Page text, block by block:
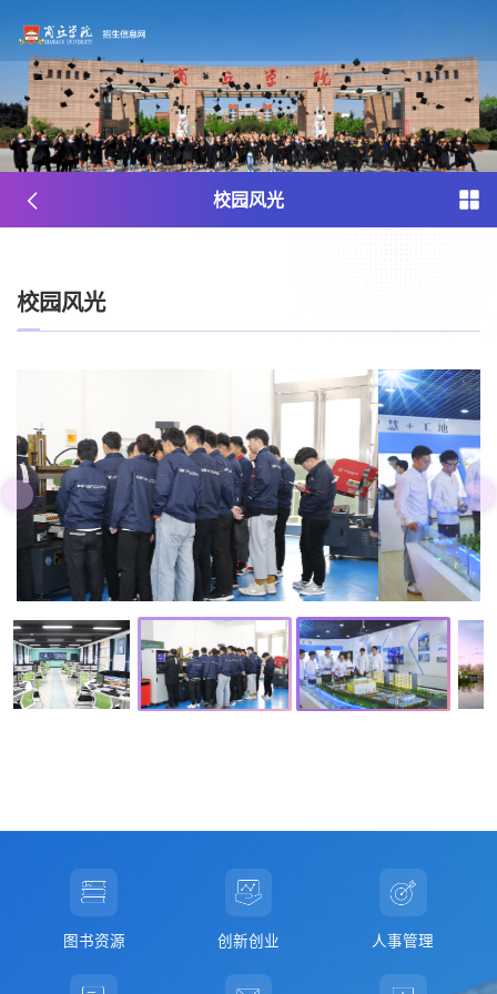
校园风光
校园风光
图书资源 创新创业 人事管理